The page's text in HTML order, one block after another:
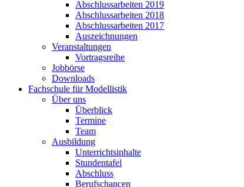
Abschlussarbeiten 2019
Abschlussarbeiten 2018
Abschlussarbeiten 2017
Auszeichnungen
Veranstaltungen
Vortragsreihe
Jobbörse
Downloads
Fachschule für Modellistik
Über uns
Überblick
Termine
Team
Ausbildung
Unterrichtsinhalte
Stundentafel
Abschluss
Berufschancen